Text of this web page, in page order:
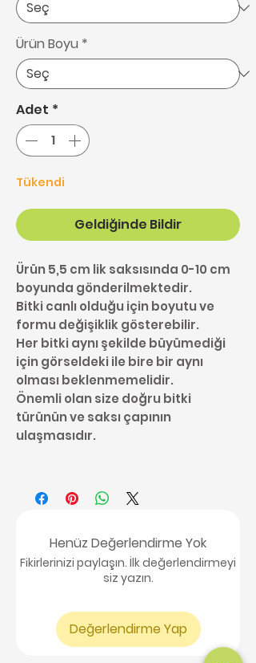
Ürün Boyu *
Adet *
Tükendi
Geldiğinde Bildir
Ürün 5,5 cm lik saksısında 0-10 cm
boyunda gönderilmektedir.
Bitki canlı olduğu için boyutu ve
formu değişiklik gösterebilir.
Her bitki aynı şekilde büyümediği
için görseldeki ile bire bir aynı
olması beklenmemelidir.
Önemli olan size doğru bitki
türünün ve saksı çapının
ulaşmasıdır.
Henüz Değerlendirme Yok
Fikirlerinizi paylaşın. İlk değerlendirmeyi
siz yazın.
Değerlendirme Yap